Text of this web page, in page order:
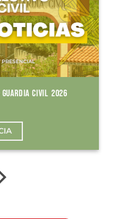
GUARDIA CIVIL 2026